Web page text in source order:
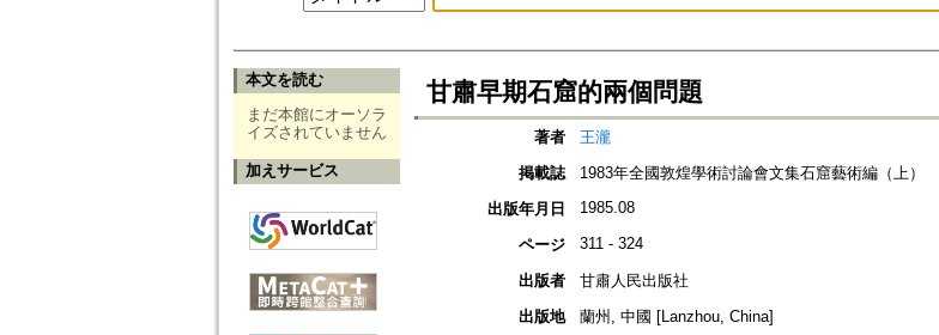
本文を読む
まだ本館にオーソラ
イズされていません
加えサービス
甘肅早期石窟的兩個問題
著者
王瀧
掲載誌
1983年全國敦煌學術討論會文集石窟藝術編（上）
出版年月日
1985.08
ページ 311 - 324
出版者
甘肅人民出版社
出版地
蘭州, 中國 [Lanzhou, China]